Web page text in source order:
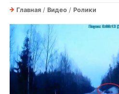
Главная / Видео / Ролики